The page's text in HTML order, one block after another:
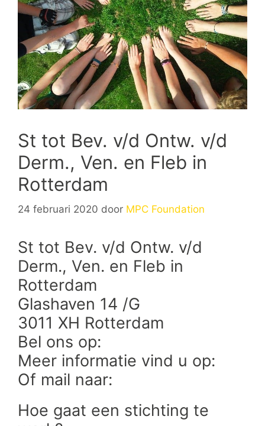
St tot Bev. v/d Ontw. v/d
Derm., Ven. en Fleb in
Rotterdam
24 februari 2020 door MPC Foundation
St tot Bev. v/d Ontw. v/d
Derm., Ven. en Fleb in
Rotterdam
Glashaven 14 /G
3011 XH Rotterdam
Bel ons op:
Meer informatie vind u op:
Of mail naar:
Hoe gaat een stichting te